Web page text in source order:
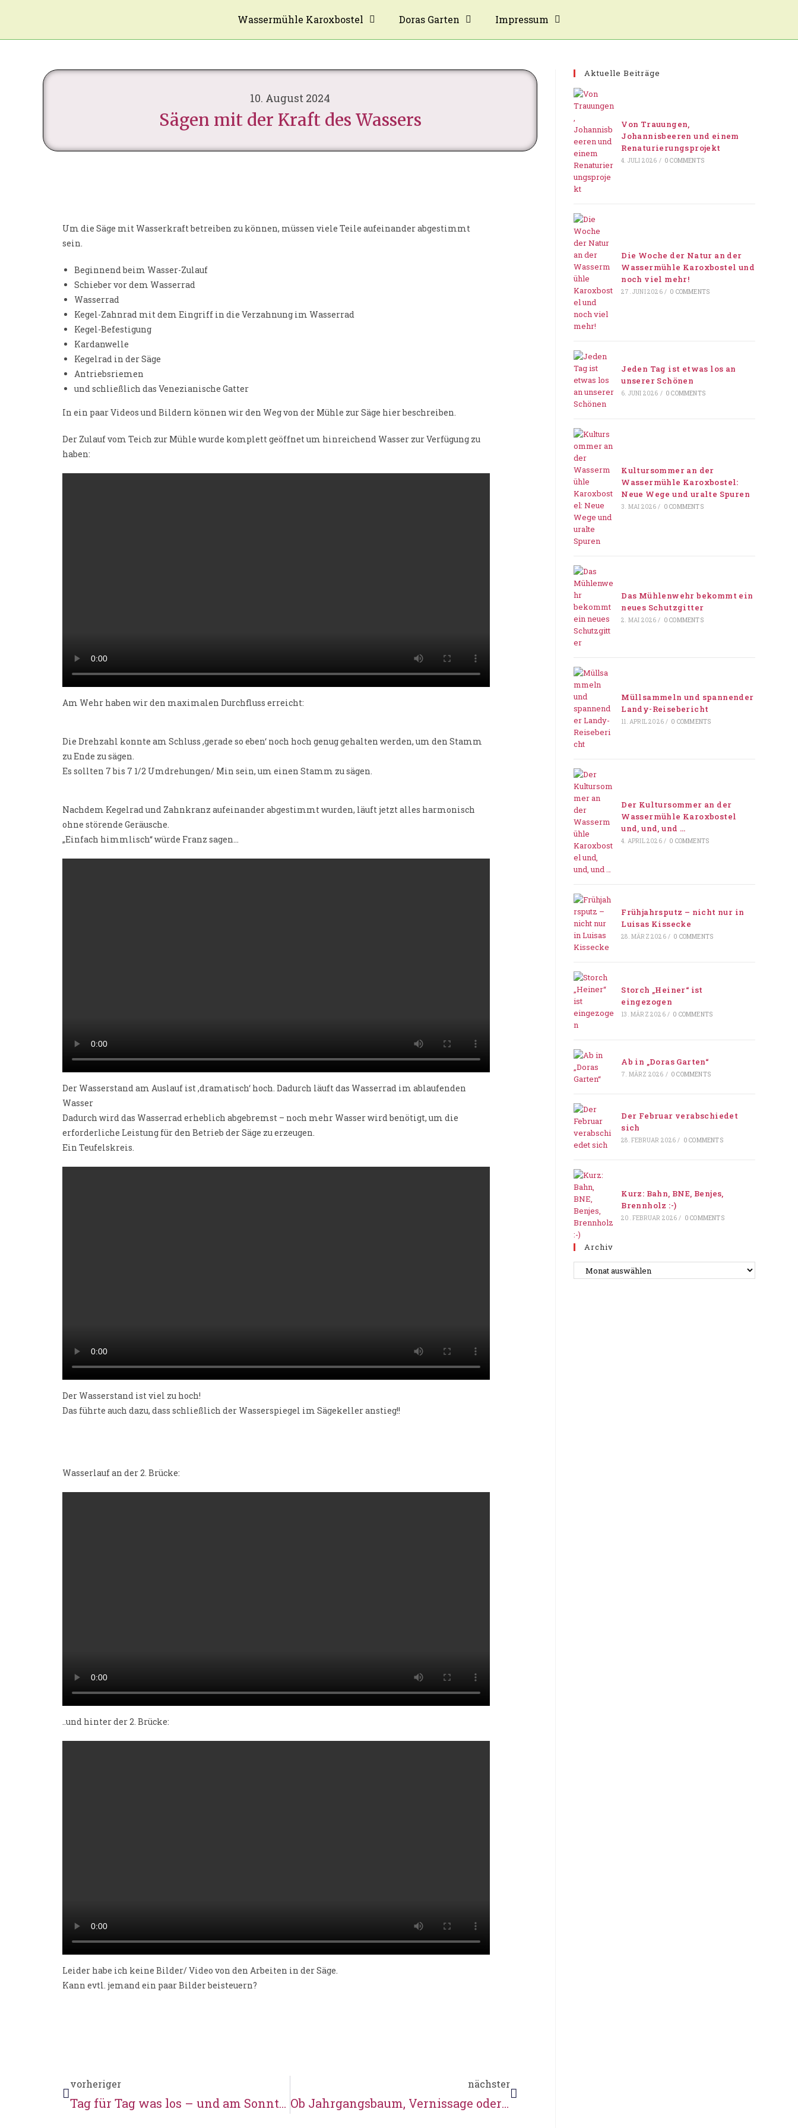
Wassermühle Karoxbostel Doras Garten Impressum
10. August 2024
Sägen mit der Kraft des Wassers
Um die Säge mit Wasserkraft betreiben zu können, müssen viele Teile aufeinander abgestimmt
sein.
Beginnend beim Wasser-Zulauf
Schieber vor dem Wasserrad
Wasserrad
Kegel-Zahnrad mit dem Eingriff in die Verzahnung im Wasserrad
Kegel-Befestigung
Kardanwelle
Kegelrad in der Säge
Antriebsriemen
und schließlich das Venezianische Gatter
In ein paar Videos und Bildern können wir den Weg von der Mühle zur Säge hier beschreiben.
Der Zulauf vom Teich zur Mühle wurde komplett geöffnet um hinreichend Wasser zur Verfügung zu
haben:
Am Wehr haben wir den maximalen Durchfluss erreicht:
Die Drehzahl konnte am Schluss ‚gerade so eben‘ noch hoch genug gehalten werden, um den Stamm
zu Ende zu sägen.
Es sollten 7 bis 7 1/2 Umdrehungen/ Min sein, um einen Stamm zu sägen.
Nachdem Kegelrad und Zahnkranz aufeinander abgestimmt wurden, läuft jetzt alles harmonisch
ohne störende Geräusche.
„Einfach himmlisch“ würde Franz sagen…
Der Wasserstand am Auslauf ist ‚dramatisch‘ hoch. Dadurch läuft das Wasserrad im ablaufenden
Wasser
Dadurch wird das Wasserrad erheblich abgebremst – noch mehr Wasser wird benötigt, um die
erforderliche Leistung für den Betrieb der Säge zu erzeugen.
Ein Teufelskreis.
Der Wasserstand ist viel zu hoch!
Das führte auch dazu, dass schließlich der Wasserspiegel im Sägekeller anstieg!!
Wasserlauf an der 2. Brücke:
..und hinter der 2. Brücke:
Leider habe ich keine Bilder/ Video von den Arbeiten in der Säge.
Kann evtl. jemand ein paar Bilder beisteuern?
vorheriger
Tag für Tag was los – und am Sonntag ist Freiluftgottesdienst mit Taufen am Mühlenbach
nächster
Ob Jahrgangsbaum, Vernissage oder die Störche: In Karoxbostel ist immer was los!
Aktuelle Beiträge
Von Trauungen,
Johannisbeeren und einem
Renaturierungsprojekt
4. JULI 2026 / 0 COMMENTS
Die Woche der Natur an der
Wassermühle Karoxbostel und
noch viel mehr!
27. JUNI 2026 / 0 COMMENTS
Jeden Tag ist etwas los an
unserer Schönen
6. JUNI 2026 / 0 COMMENTS
Kultursommer an der
Wassermühle Karoxbostel:
Neue Wege und uralte Spuren
3. MAI 2026 / 0 COMMENTS
Das Mühlenwehr bekommt ein
neues Schutzgitter
2. MAI 2026 / 0 COMMENTS
Müllsammeln und spannender
Landy-Reisebericht
11. APRIL 2026 / 0 COMMENTS
Der Kultursommer an der
Wassermühle Karoxbostel
und, und, und …
4. APRIL 2026 / 0 COMMENTS
Frühjahrsputz – nicht nur in
Luisas Kissecke
28. MÄRZ 2026 / 0 COMMENTS
Storch „Heiner“ ist
eingezogen
13. MÄRZ 2026 / 0 COMMENTS
Ab in „Doras Garten“
7. MÄRZ 2026 / 0 COMMENTS
Der Februar verabschiedet
sich
28. FEBRUAR 2026 / 0 COMMENTS
Kurz: Bahn, BNE, Benjes,
Brennholz :-)
20. FEBRUAR 2026 / 0 COMMENTS
Archiv